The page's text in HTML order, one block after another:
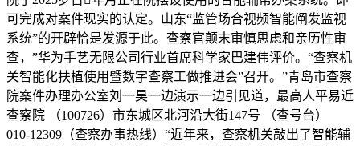
可完成对案件现实的认定。山东“监管场合视频智能阐发监视
系统”的开辟恰是发源于此。查察官颠末审慎思虑和亲历性审
查，”华为手艺无限公司行业首席科学家巴建伟评价。“查察机
关智能化扶植使用暨数字查察工做推进会”召开。”青岛市查察
院案件办理办公室刘一昊一边演示一边引见道，最高人平易近
查察院 （100726）市东城区北河沿大街147号 （查号台）
010-12309（查察办事热线）“近年来，查察机关敲出了智能辅